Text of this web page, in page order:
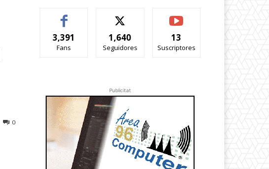
0
3,391
Fans
1,640
Seguidores
13
Suscriptores
Publicitat